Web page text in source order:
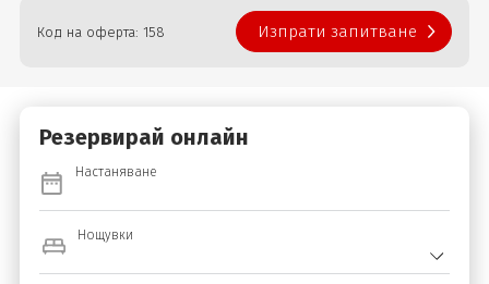
Код на оферта: 158 Изпрати запитване
Резервирай онлайн
Настаняване
Нощувки